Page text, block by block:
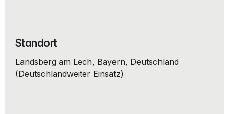
Standort
Landsberg am Lech, Bayern, Deutschland
(Deutschlandweiter Einsatz)